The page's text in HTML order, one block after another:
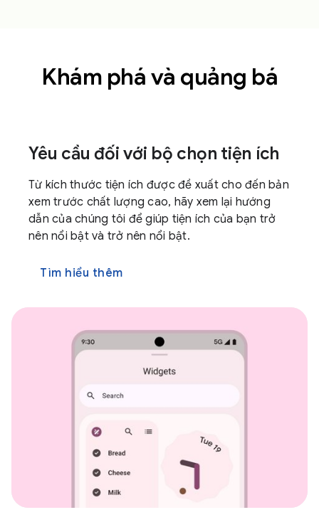
Khám phá và quảng bá
Yêu cầu đối với bộ chọn tiện ích
Từ kích thước tiện ích được đề xuất cho đến bản
xem trước chất lượng cao, hãy xem lại hướng
dẫn của chúng tôi để giúp tiện ích của bạn trở
nên nổi bật và trở nên nổi bật.
Tìm hiểu thêm